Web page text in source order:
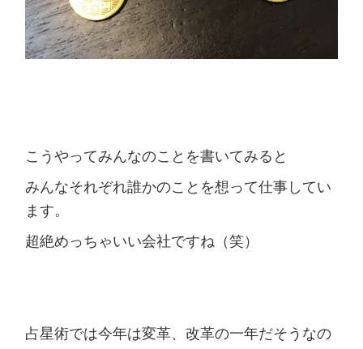
こうやってみんなのことを書いてみると
みんなそれぞれ誰かのことを想って仕事してい
ます。
超絶めっちゃいい会社ですね（笑）
占星術では今年は変革、改革の一年だそうなの